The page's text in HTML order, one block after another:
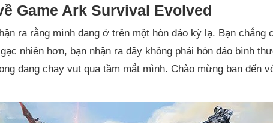
Game Ark Survival Evolved
ra rằng mình đang ở trên một hòn đảo kỳ lạ. Bạn
nhiên hơn, bạn nhận ra đây không phải hòn đảo bình
đang chay vụt qua tầm mắt mình. Chào mừng bạn đến